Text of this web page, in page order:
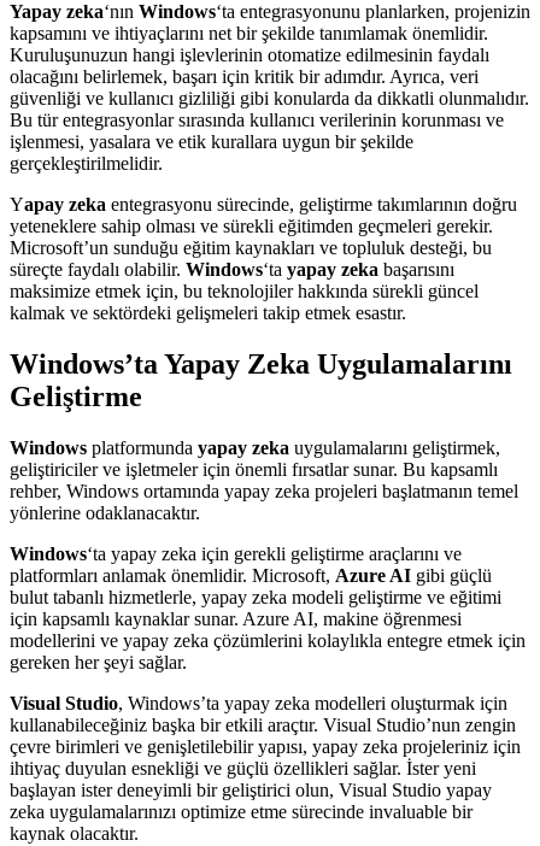
Yapay zeka‘nın Windows‘ta entegrasyonunu planlarken, projenizin
kapsamını ve ihtiyaçlarını net bir şekilde tanımlamak önemlidir.
Kuruluşunuzun hangi işlevlerinin otomatize edilmesinin faydalı
olacağını belirlemek, başarı için kritik bir adımdır. Ayrıca, veri
güvenliği ve kullanıcı gizliliği gibi konularda da dikkatli olunmalıdır.
Bu tür entegrasyonlar sırasında kullanıcı verilerinin korunması ve
işlenmesi, yasalara ve etik kurallara uygun bir şekilde
gerçekleştirilmelidir.
Yapay zeka entegrasyonu sürecinde, geliştirme takımlarının doğru
yeteneklere sahip olması ve sürekli eğitimden geçmeleri gerekir.
Microsoft’un sunduğu eğitim kaynakları ve topluluk desteği, bu
süreçte faydalı olabilir. Windows‘ta yapay zeka başarısını
maksimize etmek için, bu teknolojiler hakkında sürekli güncel
kalmak ve sektördeki gelişmeleri takip etmek esastır.
Windows’ta Yapay Zeka Uygulamalarını
Geliştirme
Windows platformunda yapay zeka uygulamalarını geliştirmek,
geliştiriciler ve işletmeler için önemli fırsatlar sunar. Bu kapsamlı
rehber, Windows ortamında yapay zeka projeleri başlatmanın temel
yönlerine odaklanacaktır.
Windows‘ta yapay zeka için gerekli geliştirme araçlarını ve
platformları anlamak önemlidir. Microsoft, Azure AI gibi güçlü
bulut tabanlı hizmetlerle, yapay zeka modeli geliştirme ve eğitimi
için kapsamlı kaynaklar sunar. Azure AI, makine öğrenmesi
modellerini ve yapay zeka çözümlerini kolaylıkla entegre etmek için
gereken her şeyi sağlar.
Visual Studio, Windows’ta yapay zeka modelleri oluşturmak için
kullanabileceğiniz başka bir etkili araçtır. Visual Studio’nun zengin
çevre birimleri ve genişletilebilir yapısı, yapay zeka projeleriniz için
ihtiyaç duyulan esnekliği ve güçlü özellikleri sağlar. İster yeni
başlayan ister deneyimli bir geliştirici olun, Visual Studio yapay
zeka uygulamalarınızı optimize etme sürecinde invaluable bir
kaynak olacaktır.